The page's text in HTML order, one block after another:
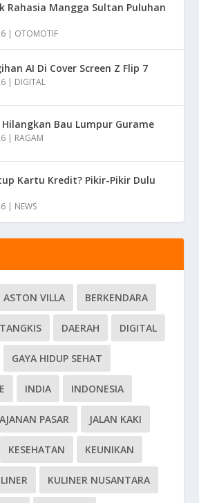
Rahasia Mangga Sultan Puluhan
| OTOMOTIF
AI Di Cover Screen Z Flip 7
| DIGITAL
Bau Lumpur Gurame
| RAGAM
Kartu Kredit? Pikir-Pikir Dulu
| NEWS
ASTON VILLA BERKENDARA
DAERAH DIGITAL
GAYA HIDUP SEHAT
INDIA INDONESIA
PASAR JALAN KAKI
KESEHATAN KEUNIKAN
KULINER NUSANTARA